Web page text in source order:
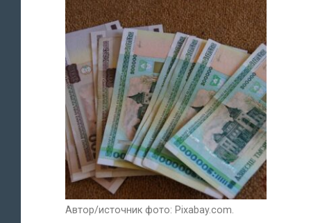
Автор/источник фото: Pixabay.com.